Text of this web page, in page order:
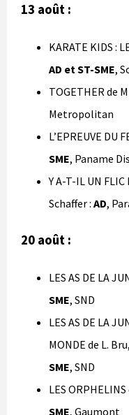
13 août :
KARATE KIDS :
AD et ST-SME,
TOGETHER de
Metropolitan
L’EPREUVE DU
SME, Paname
Y A-T-IL UN FLIC
Schaffer : AD,
20 août :
LES AS DE LA
SME, SND
LES AS DE LA
MONDE de L.
SME, SND
LES
SME, Gaumont